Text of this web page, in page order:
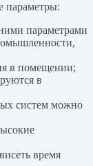
параметры:
параметрами
в помещении;
в
систем можно
время